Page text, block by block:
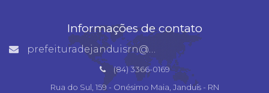
Informações de contato
prefeituradejanduisrn@gmail.com
(84) 3366-0169
Rua do Sul, 159 - Onésimo Maia, Janduís - RN